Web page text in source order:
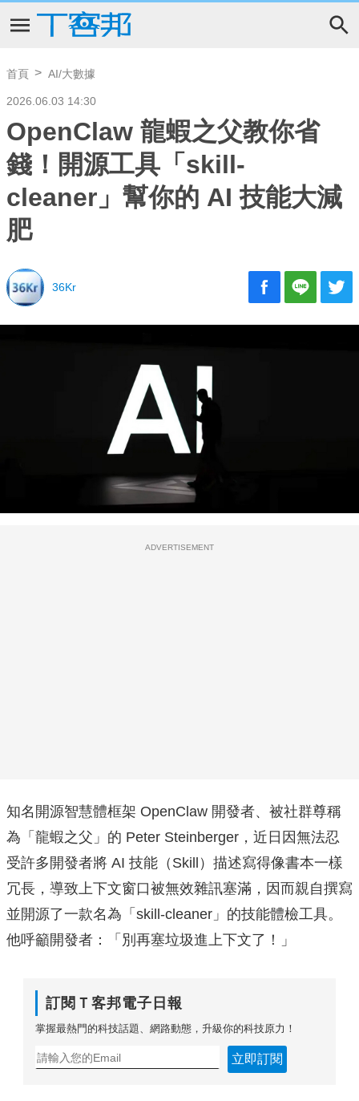
首頁 AI/大數據
2026.06.03 14:30
OpenClaw 龍蝦之父教你省
錢！開源工具「skill-
cleaner」幫你的 AI 技能大減
肥
36Kr
ADVERTISEMENT
知名開源智慧體框架 OpenClaw 開發者、被社群尊稱
為「龍蝦之父」的 Peter Steinberger，近日因無法忍
受許多開發者將 AI 技能（Skill）描述寫得像書本一樣
冗長，導致上下文窗口被無效雜訊塞滿，因而親自撰寫
並開源了一款名為「skill-cleaner」的技能體檢工具。
他呼籲開發者：「別再塞垃圾進上下文了！」
訂閱Ｔ客邦電子日報
掌握最熱門的科技話題、網路動態，升級你的科技原力！
立即訂閱